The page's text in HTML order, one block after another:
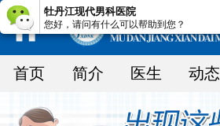
首页 简介 医生 动态
牡丹江现代男科医院
您好，请问有什么可以帮助到您？